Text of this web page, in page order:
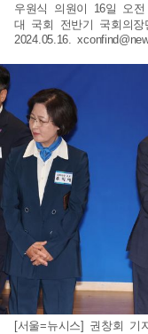
우원식 의원이 16일 오
대 국회 전반기 국회의
2024.05.16.
[서울=뉴시스] 권창회